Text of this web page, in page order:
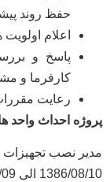
حفظ روند
اعلام
پاسخ و
کارفرما و
رعايت
پروژه احداث واحد
مدیر نصب
1386/08/10 الی 1389/06/09